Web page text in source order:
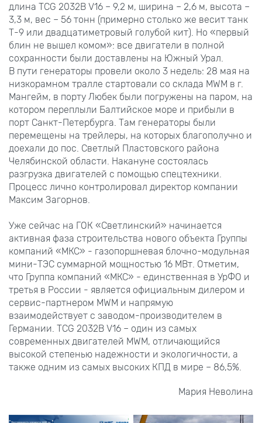
длина TCG 2032В V16 – 9,2 м, ширина – 2,6 м, высота –
3,3 м, вес – 56 тонн (примерно столько же весит танк
Т-9 или двадцатиметровый голубой кит). Но «первый
блин не вышел комом»: все двигатели в полной
сохранности были доставлены на Южный Урал.
В пути генераторы провели около 3 недель: 28 мая на
низкорамном тралле стартовали со склада MWM в г.
Мангейм, в порту Любек были погружены на паром, на
котором переплыли Балтийское море и прибыли в
порт Санкт-Петербурга. Там генераторы были
перемещены на трейлеры, на которых благополучно и
доехали до пос. Светлый Пластовского района
Челябинской области. Накануне состоялась
разгрузка двигателей с помощью спецтехники.
Процесс лично контролировал директор компании
Максим Загорнов.
Уже сейчас на ГОК «Светлинский» начинается
активная фаза строительства нового объекта Группы
компаний «МКС» - газопоршневая блочно-модульная
мини-ТЭС суммарной мощностью 16 МВт. Отметим,
что Группа компаний «МКС» - единственная в УрФО и
третья в России - является официальным дилером и
сервис-партнером MWM и напрямую
взаимодействует с заводом-производителем в
Германии. TCG 2032В V16 – один из самых
современных двигателей MWM, отличающийся
высокой степенью надежности и экологичности, а
также одним из самых высоких КПД в мире – 86,5%.
Мария Неволина